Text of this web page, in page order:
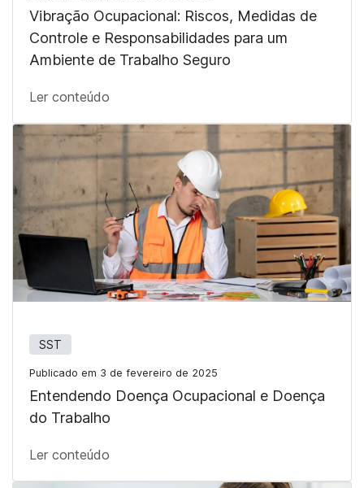
Vibração Ocupacional: Riscos, Medidas de
Controle e Responsabilidades para um
Ambiente de Trabalho Seguro
Ler conteúdo
SST
Publicado em 3 de fevereiro de 2025
Entendendo Doença Ocupacional e Doença
do Trabalho
Ler conteúdo